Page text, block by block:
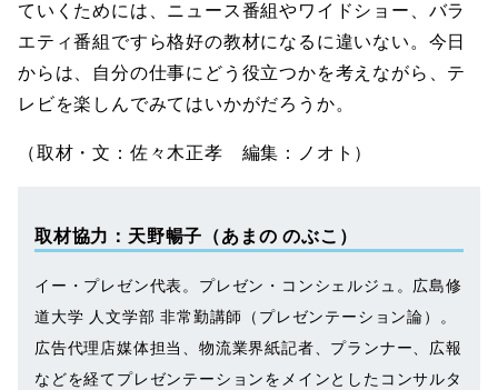
ていくためには、ニュース番組やワイドショー、バラ
エティ番組ですら格好の教材になるに違いない。今日
からは、自分の仕事にどう役立つかを考えながら、テ
レビを楽しんでみてはいかがだろうか。
（取材・文：佐々木正孝 編集：ノオト）
取材協力：天野暢子（あまの のぶこ）
イー・プレゼン代表。プレゼン・コンシェルジュ。広島修
道大学 人文学部 非常勤講師（プレゼンテーション論）。
広告代理店媒体担当、物流業界紙記者、プランナー、広報
などを経てプレゼンテーションをメインとしたコンサルタ